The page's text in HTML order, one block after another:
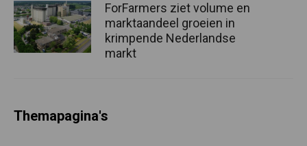
ForFarmers ziet volume en
marktaandeel groeien in
krimpende Nederlandse
markt
Themapagina's